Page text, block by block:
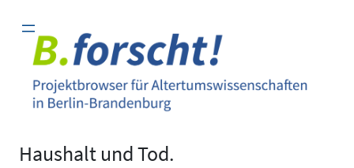
Inhalt
springen
Haushalt und Tod.